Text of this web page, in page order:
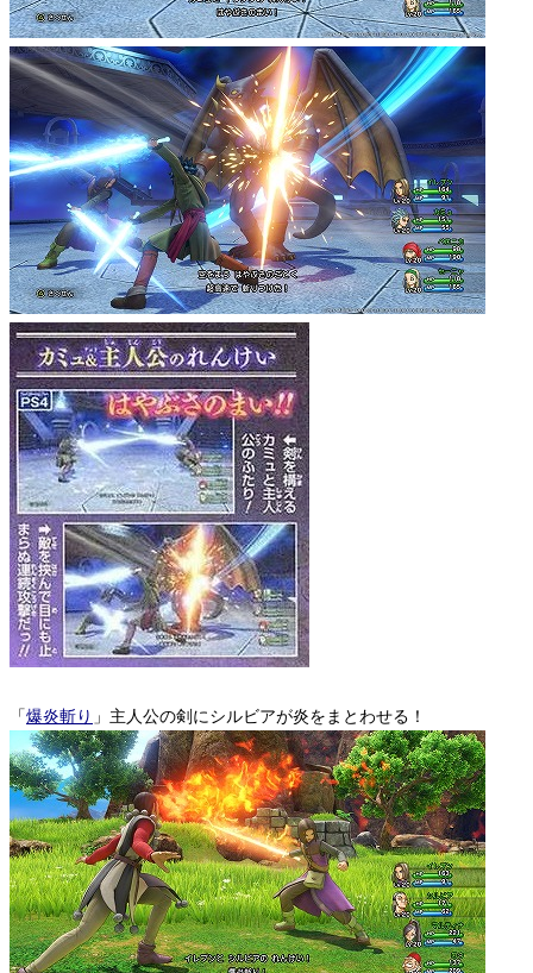
「爆炎斬り 」主人公の剣にシルビアが炎をまとわせる！